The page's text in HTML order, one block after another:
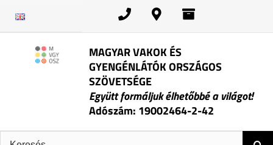
MAGYAR VAKOK ÉS
GYENGÉNLÁTÓK ORSZÁGOS
SZÖVETSÉGE
Együtt formáljuk élhetőbbé a világot!
Adószám: 19002464-2-42
Keresés: